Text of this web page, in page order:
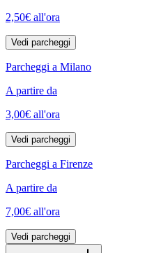
2,50€ all'ora
Vedi parcheggi
Parcheggi a Milano
A partire da
3,00€ all'ora
Vedi parcheggi
Parcheggi a Firenze
A partire da
7,00€ all'ora
Vedi parcheggi